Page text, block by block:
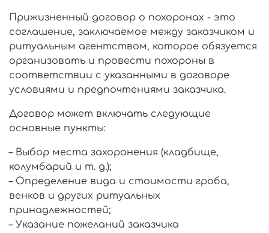
Прижизненный договор о похоронах - это
соглашение, заключаемое между заказчиком и
ритуальным агентством, которое обязуется
организовать и провести похороны в
соответствии с указанными в договоре
условиями и предпочтениями заказчика.
Договор может включать следующие
основные пункты:
– Выбор места захоронения (кладбище,
колумбарий и т. д.);
– Определение вида и стоимости гроба,
венков и других ритуальных
принадлежностей;
– Указание пожеланий заказчика